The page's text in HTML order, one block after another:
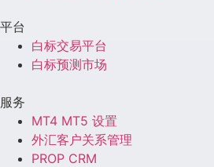
平台
白标交易平台
白标预测市场
服务
MT4 MT5 设置
外汇客户关系管理
PROP CRM